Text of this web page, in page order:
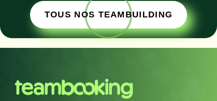
TOUS NOS TEAMBUILDING